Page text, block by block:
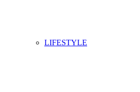
LIFESTYLE